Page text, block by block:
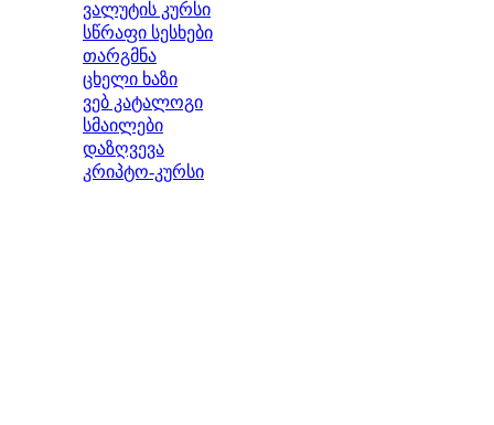
ვალუტის კურსი
სწრაფი სესხები
თარგმნა
ცხელი ხაზი
ვებ კატალოგი
სმაილები
დაზღვევა
კრიპტო-კურსი